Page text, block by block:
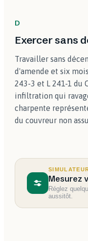
D
Exercer sans
Travailler sans
d'amende et six
243-3 et L 241-1 du
infiltration qui
charpente
du couvreur non
Mesurez
Réglez
aussitôt.